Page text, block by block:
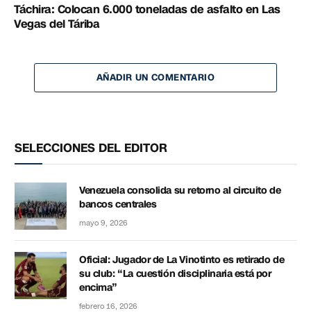
Táchira: Colocan 6.000 toneladas de asfalto en Las
Vegas del Táriba
AÑADIR UN COMENTARIO
SELECCIONES DEL EDITOR
Venezuela consolida su retorno al circuito de
bancos centrales
mayo 9, 2026
Oficial: Jugador de La Vinotinto es retirado de
su club: “La cuestión disciplinaria está por
encima”
febrero 16, 2026